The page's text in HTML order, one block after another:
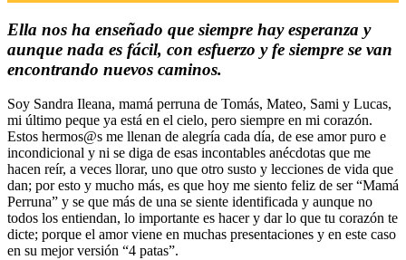
Ella nos ha enseñado que siempre hay esperanza y
aunque nada es fácil, con esfuerzo y fe siempre se van
encontrando nuevos caminos.
Soy Sandra Ileana, mamá perruna de Tomás, Mateo, Sami y Lucas,
mi último peque ya está en el cielo, pero siempre en mi corazón.
Estos hermos@s me llenan de alegría cada día, de ese amor puro e
incondicional y ni se diga de esas incontables anécdotas que me
hacen reír, a veces llorar, uno que otro susto y lecciones de vida que
dan; por esto y mucho más, es que hoy me siento feliz de ser “Mamá
Perruna” y se que más de una se siente identificada y aunque no
todos los entiendan, lo importante es hacer y dar lo que tu corazón te
dicte; porque el amor viene en muchas presentaciones y en este caso
en su mejor versión “4 patas”.